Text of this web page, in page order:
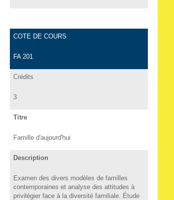
COTE DE COURS
FA 201
Crédits
3
Titre
Famille d'aujourd'hui
Description
Examen des divers modèles de familles
contemporaines et analyse des attitudes à
privilégier face à la diversité familiale. Étude